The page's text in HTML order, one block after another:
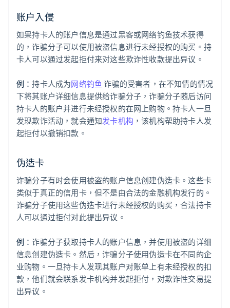
账户入侵
如果持卡人的账户信息是通过黑客或网络钓鱼技术获得
的，诈骗分子可以使用被盗信息进行未经授权的购买。持
卡人可以通过发起拒付来对这些欺诈性收款提出异议。
例：持卡人成为网络钓鱼 诈骗的受害者，在不知情的情况
下将其账户详细信息提供给诈骗分子，诈骗分子随后访问
持卡人的账户并进行未经授权的在网上购物。持卡人一旦
发现欺诈活动，就会通知发卡机构 ，该机构帮助持卡人发
起拒付以撤销扣款。
伪造卡
诈骗分子有时会使用被盗的账户信息创建伪造卡。这些卡
类似于真正的信用卡，但不是由合法的金融机构发行的。
诈骗分子使用这些伪造卡进行未经授权的购买，合法持卡
人可以通过拒付对此提出异议。
例：诈骗分子获取持卡人的账户信息，并使用被盗的详细
信息创建伪造卡。然后，诈骗分子使用伪造卡在不同的企
业购物。一旦持卡人发现其账户对账单上有未经授权的扣
款，他们就会联系发卡机构并发起拒付，对欺诈性交易提
出异议。